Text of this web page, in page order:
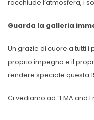
racchiude l’atmosfera, i
Guarda la galleria
Un grazie di cuore a tutti i
proprio impegno e il
rendere speciale questa
Ci vediamo ad “EMA and